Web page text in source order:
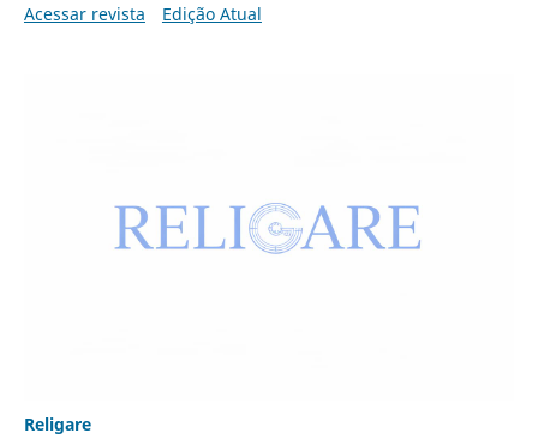
Acessar revista
Edição Atual
Religare